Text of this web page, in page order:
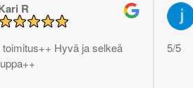
R
toimitus++ Hyvä ja selkeä
5/5